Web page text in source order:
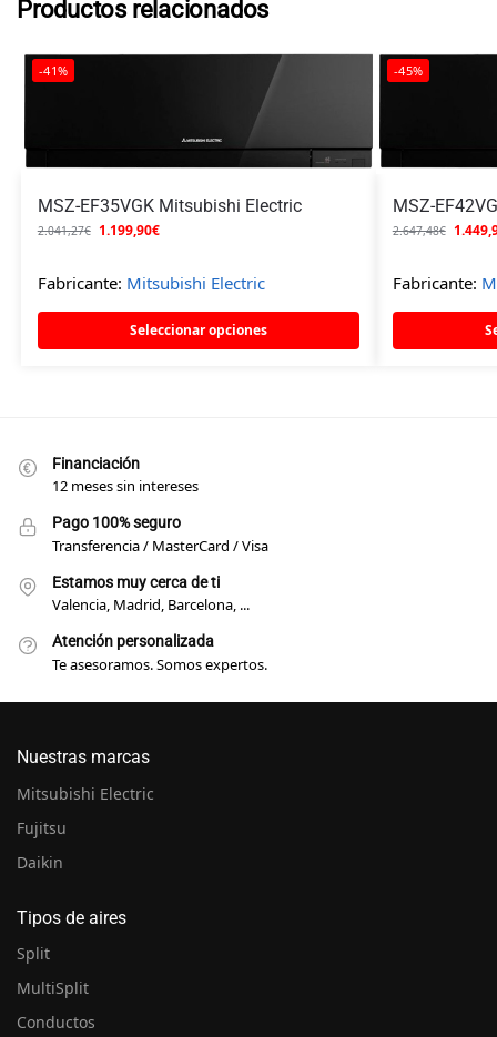
Productos relacionados
-41%
MSZ-EF35VGK Mitsubishi Electric
2.041,27€ 1.199,90€
Fabricante: Mitsubishi Electric
Seleccionar opciones
-45%
MSZ-
2.647,48€
Fabricante:
Financiación
12 meses sin intereses
Pago 100% seguro
Transferencia / MasterCard / Visa
Estamos muy cerca de ti
Valencia, Madrid, Barcelona, ...
Atención personalizada
Te asesoramos. Somos expertos.
Nuestras marcas
Mitsubishi Electric
Fujitsu
Daikin
Tipos de aires
Split
MultiSplit
Conductos